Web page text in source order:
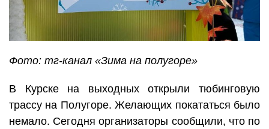
Фото: тг-канал «Зима на полугоре»
В Курске на выходных открыли тюбинговую
трассу на Полугоре. Желающих покататься было
немало. Сегодня организаторы сообщили, что по